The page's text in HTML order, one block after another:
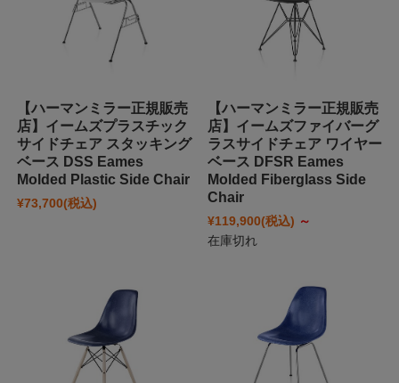
【ハーマンミラー正規販売
店】イームズプラスチック
サイドチェア スタッキング
ベース DSS Eames
Molded Plastic Side Chair
¥73,700(税込)
【ハーマンミラー正規販売
店】イームズファイバーグ
ラスサイドチェア ワイヤー
ベース DFSR Eames
Molded Fiberglass Side
Chair
¥119,900(税込) ～
在庫切れ